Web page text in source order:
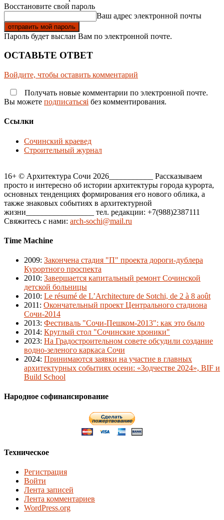
Восстановите свой пароль
Ваш адрес электронной почты
Пароль будет выслан Вам по электронной почте.
ОСТАВЬТЕ ОТВЕТ
Войдите, чтобы оставить комментарий
Получать новые комментарии по электронной почте.
Вы можете подписатьсяi без комментирования.
Ссылки
Сочинский краевед
Строительный журнал
16+ © Архитектура Сочи 2026___________ Рассказываем
просто и интересно об истории архитектуры города курорта,
основных тенденциях формирования его нового облика, а
также знаковых событиях в архитектурной
жизни_________________ тел. редакции: +7(988)2387111
Свяжитесь с нами: arch-sochi@mail.ru
Time Machine
2009: Закончена стадия "П" проекта дороги-дублера
Курортного проспекта
2010: Завершается капитальный ремонт Сочинской
детской больницы
2010: Le résumé de L’Architecture de Sotchi, de 2 à 8 août
2011 : Окончательный проект Центрального стадиона
Сочи-2014
2013: Фестиваль "Сочи-Пешком-2013": как это было
2014: Круглый стол "Сочинские хроники"
2023: На Градостроительном совете обсудили создание
водно-зеленого каркаса Сочи
2024: Принимаются заявки на участие в главных
архитектурных событиях осени: «Зодчестве 2024», BIF и
Build School
Народное софинансирование
Техническое
Регистрация
Войти
Лента записей
Лента комментариев
WordPress.org